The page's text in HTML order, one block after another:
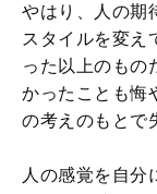
やはり、人の期
スタイルを変え
った以上のもの
かったことも悔
の考えのもとで
人の感覚を自分